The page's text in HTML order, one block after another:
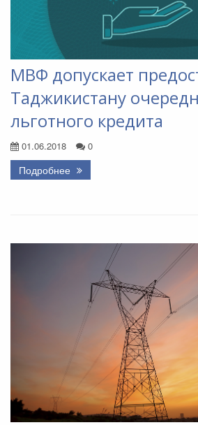
МВФ допускает
Таджикистану
льготного кредита
01.06.2018 0
Подробнее